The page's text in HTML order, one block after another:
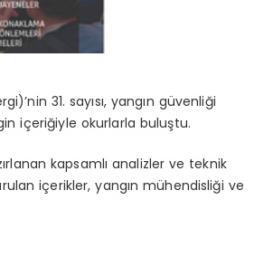
’nin 31. sayısı, yangın güvenliği
içeriğiyle okurlarla buluştu.
kapsamlı analizler ve teknik
içerikler, yangın mühendisliği ve